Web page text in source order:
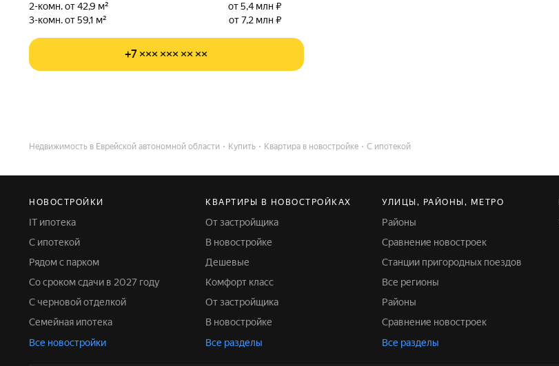
2-комн. от 42,9 м²
от 5,4 млн ₽
3-комн. от 59,1 м²
от 7,2 млн ₽
+7 ××× ××× ×× ××
Недвижимость в Еврейской автономной области Купить Квартира в новостройке С ипотекой
НОВОСТРОЙКИ
IT ипотека
С ипотекой
Рядом с парком
Со сроком сдачи в 2027 году
С черновой отделкой
Семейная ипотека
Все новостройки
КВАРТИРЫ В НОВОСТРОЙКАХ
От застройщика
В новостройке
Дешевые
Комфорт класс
От застройщика
В новостройке
Все разделы
УЛИЦЫ, РАЙОНЫ, МЕТРО
Районы
Сравнение новостроек
Станции пригородных поездов
Все регионы
Районы
Сравнение новостроек
Все разделы